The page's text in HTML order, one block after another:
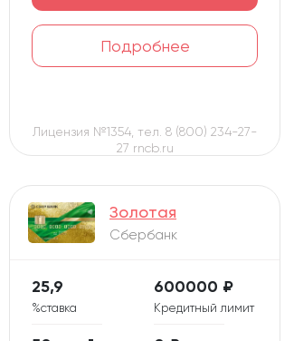
Подробнее
Лицензия №1354, тел. 8 (800) 234-27-
27 rncb.ru
Золотая
Сбербанк
%ставка
25,9
Кредитный лимит
600000 ₽